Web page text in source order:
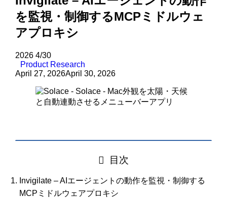
を監視・制御するMCPミドルウェ
アプロキシ
2026 4/30
Product Research
April 27, 2026April 30, 2026
目次
Invigilate – AIエージェントの動作を監視・制御する
MCPミドルウェアプロキシ